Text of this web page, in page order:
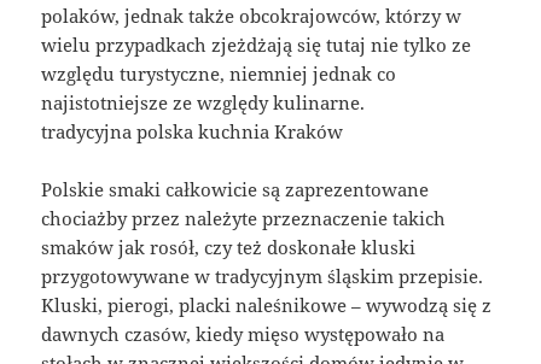
polaków, jednak także obcokrajowców, którzy w
wielu przypadkach zjeżdżają się tutaj nie tylko ze
względu turystyczne, niemniej jednak co
najistotniejsze ze względy kulinarne.
tradycyjna polska kuchnia Kraków
Polskie smaki całkowicie są zaprezentowane
chociażby przez należyte przeznaczenie takich
smaków jak rosół, czy też doskonałe kluski
przygotowywane w tradycyjnym śląskim przepisie.
Kluski, pierogi, placki naleśnikowe – wywodzą się z
dawnych czasów, kiedy mięso występowało na